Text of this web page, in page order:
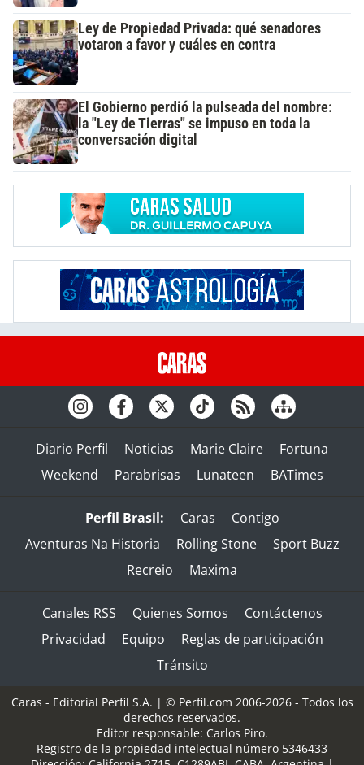
Ley de Propiedad Privada: qué senadores
votaron a favor y cuáles en contra
El Gobierno perdió la pulseada del nombre:
la "Ley de Tierras" se impuso en toda la
conversación digital
Diario Perfil Noticias Marie Claire
Fortuna
Weekend
Parabrisas Lunateen BATimes
Perfil Brasil: Caras
Contigo
Aventuras Na Historia
Rolling Stone
Sport Buzz
Recreio
Maxima
Canales RSS Quienes Somos
Contáctenos
Privacidad
Equipo
Reglas de participación
Tránsito
Caras - Editorial Perfil S.A. | © Perfil.com 2006-2026 - Todos los
derechos reservados.
Editor responsable: Carlos Piro.
Registro de la propiedad intelectual número 5346433